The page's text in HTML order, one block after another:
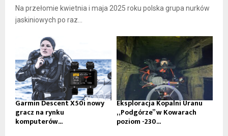
Na przełomie kwietnia i maja 2025 roku polska grupa nurków
jaskiniowych po raz...
Garmin Descent X50i nowy
gracz na rynku
komputerów...
Eksploracja Kopalni Uranu
„Podgórze” w Kowarach
poziom -230...